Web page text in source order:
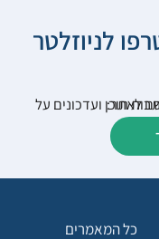
לניוזלטר
– נא להרשם לאתר:
כל המאמרים